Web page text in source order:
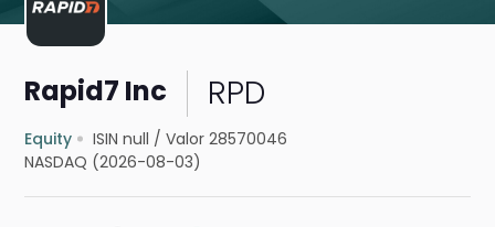
Rapid7 Inc RPD
Equity ISIN null /Valor 28570046
NASDAQ (2026-08-03)